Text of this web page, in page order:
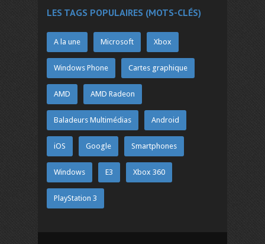
LES TAGS POPULAIRES (MOTS-CLÉS)
A la une Microsoft Xbox
Windows Phone Cartes graphique
AMD AMD Radeon
Baladeurs Multimédias Android
iOS Google Smartphones
Windows E3 Xbox 360
PlayStation 3